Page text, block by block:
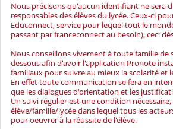
Nous précisons qu'aucun identifiant ne sera
responsables des élèves du lycée. Ceux-ci
Educonnect, service pour lequel tout le
passant par franceconnect au besoin), ceci
Nous conseillons vivement à toute famille de
dessous afin d'avoir l'application Pronote
familiaux pour suivre au mieux la scolarité et
En effet toute communication se fera en
que les dialogues d'orientation et les
Un suivi régulier est une condition
élève/famille/lycée dans lequel tous les
pour oeuvrer à la réussite de l'élève.